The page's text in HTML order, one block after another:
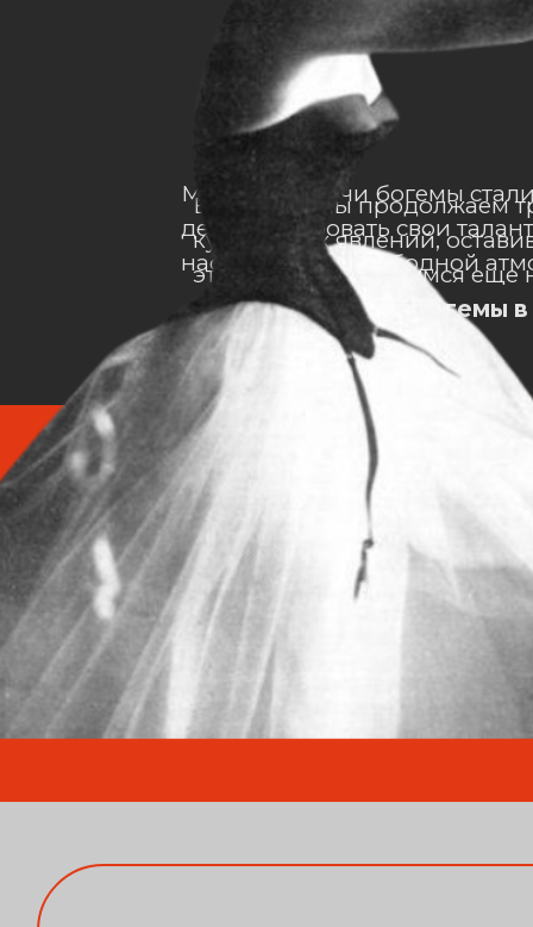
В этот раз мы продолжаем
культурных явлений,
этом году остановимся
феномене:Жизнь Богемы в
Местом встречи богемы
демонстрировать свои
наслаждаться свободной
кафе,